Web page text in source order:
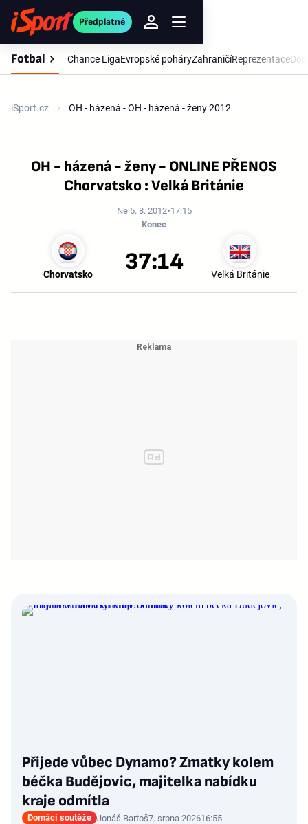
Předplatné
Fotbal Chance LigaEvropské poháryZahraničíReprezentace
iSport.cz OH - házená - OH - házená - ženy 2012
OH - házená - ženy - ONLINE PŘENOS
Chorvatsko : Velká Británie
Ne 5. 8. 2012 17:15
Konec
Chorvatsko Velká Británie
37:14
Přijede vůbec Dynamo? Zmatky kolem
béčka Budějovic, majitelka nabídku
kraje odmítla
Domácí soutěže Jonáš Bartoš7. srpna 202616:55